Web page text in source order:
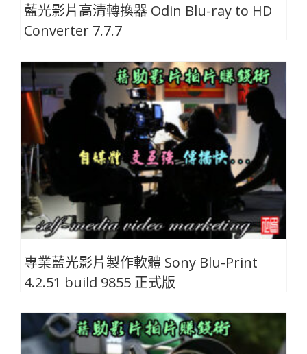
藍光影片高清轉換器 Odin Blu-ray to HD
Converter 7.7.7
專業藍光影片製作軟體 Sony Blu-Print
4.2.51 build 9855 正式版